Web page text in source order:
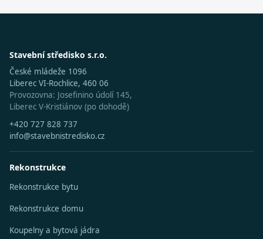
Stavební středisko s.r.o.
České mládeže 1096
Liberec VI-Rochlice, 460 06
Provozovna: Josefinino údolí 145,
Liberec V-Kristiánov (po dohodě)
+420 727 828 737
info@stavebnistredisko.cz
Rekonstrukce
Rekonstrukce bytu
Rekonstrukce domu
Koupelny a bytová jádra